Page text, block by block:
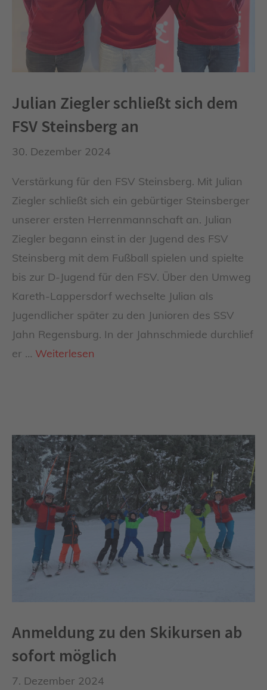
Julian Ziegler schließt sich dem
FSV Steinsberg an
30. Dezember 2024
Verstärkung für den FSV Steinsberg. Mit Julian
Ziegler schließt sich ein gebürtiger Steinsberger
unserer ersten Herrenmannschaft an. Julian
Ziegler begann einst in der Jugend des FSV
Steinsberg mit dem Fußball spielen und spielte
bis zur D-Jugend für den FSV. Über den Umweg
Kareth-Lappersdorf wechselte Julian als
Jugendlicher später zu den Junioren des SSV
Jahn Regensburg. In der Jahnschmiede durchlief
er … Weiterlesen
Anmeldung zu den Skikursen ab
sofort möglich
7. Dezember 2024